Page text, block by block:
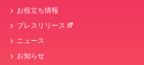
お役立ち情報
プレスリリース
ニュース
お知らせ